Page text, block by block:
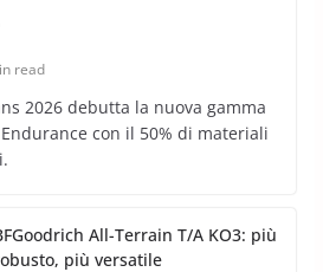
read
2026 debutta la nuova gamma
con il 50% di materiali
All-Terrain T/A KO3: più
più versatile